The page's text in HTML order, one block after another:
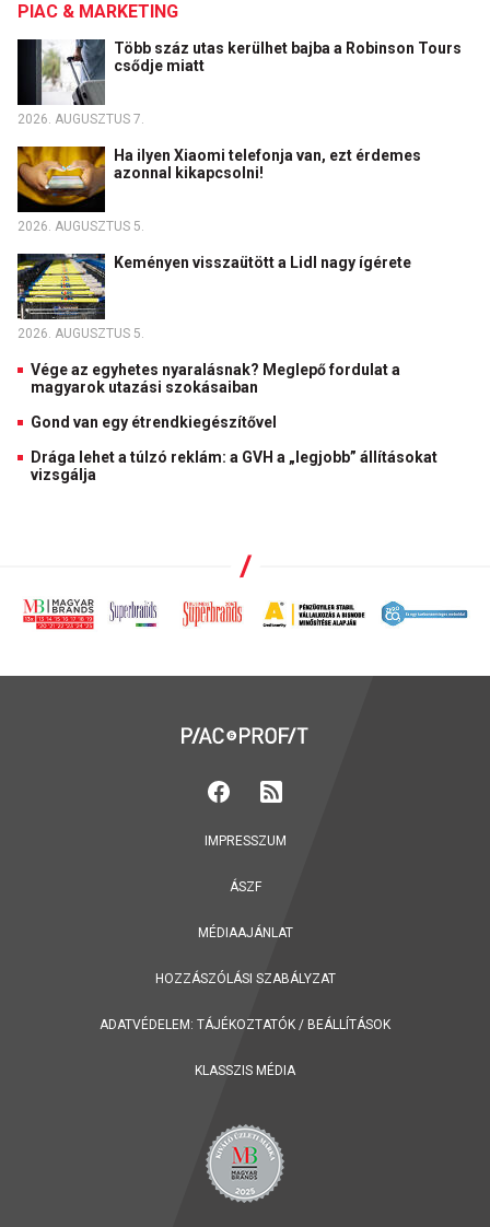
PIAC & MARKETING
Több száz utas kerülhet bajba a Robinson Tours
csődje miatt
2026. AUGUSZTUS 7.
Ha ilyen Xiaomi telefonja van, ezt érdemes
azonnal kikapcsolni!
2026. AUGUSZTUS 5.
Keményen visszaütött a Lidl nagy ígérete
2026. AUGUSZTUS 5.
Vége az egyhetes nyaralásnak? Meglepő fordulat a
magyarok utazási szokásaiban
Gond van egy étrendkiegészítővel
Drága lehet a túlzó reklám: a GVH a „legjobb” állításokat
vizsgálja
IMPRESSZUM
ÁSZF
MÉDIAAJÁNLAT
HOZZÁSZÓLÁSI SZABÁLYZAT
ADATVÉDELEM: TÁJÉKOZTATÓK / BEÁLLÍTÁSOK
KLASSZIS MÉDIA